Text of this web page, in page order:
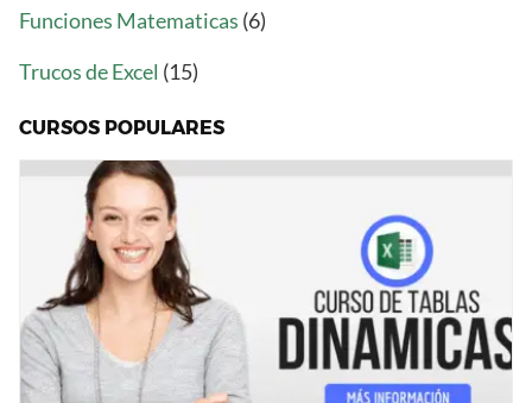
Funciones Matematicas (6)
Trucos de Excel (15)
CURSOS POPULARES